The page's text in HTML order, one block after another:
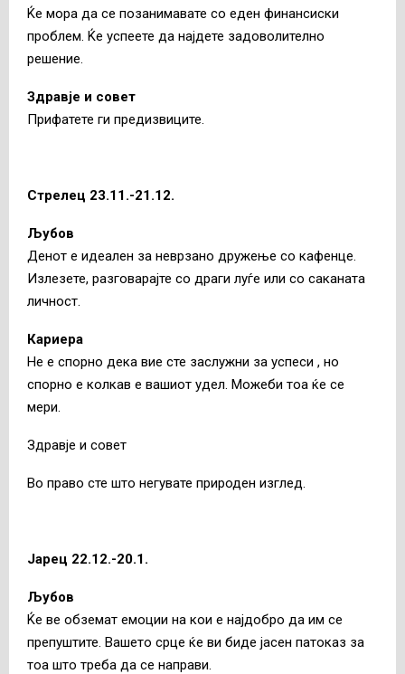
Ќе мора да се позанимавате со еден финансиски
проблем. Ќе успеете да најдете задоволително
решение.
Здравје и совет
Прифатете ги предизвиците.
Стрелец 23.11.-21.12.
Љубов
Денот е идеален за неврзано дружење со кафенце.
Излезете, разговарајте со драги луѓе или со саканата
личност.
Кариера
Не е спорно дека вие сте заслужни за успеси , но
спорно е колкав е вашиот удел. Можеби тоа ќе се
мери.
Здравје и совет
Во право сте што негувате природен изглед.
Јарец 22.12.-20.1.
Љубов
Ќе ве обземат емоции на кои е најдобро да им се
препуштите. Вашето срце ќе ви биде јасен патоказ за
тоа што треба да се направи.